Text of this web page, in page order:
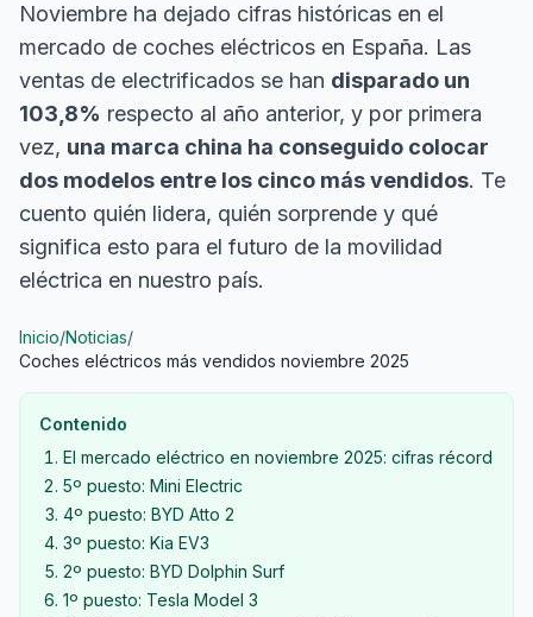
Noviembre ha dejado cifras históricas en el
mercado de coches eléctricos en España. Las
ventas de electrificados se han disparado un
103,8% respecto al año anterior, y por primera
vez, una marca china ha conseguido colocar
dos modelos entre los cinco más vendidos. Te
cuento quién lidera, quién sorprende y qué
significa esto para el futuro de la movilidad
eléctrica en nuestro país.
Inicio/Noticias/
Coches eléctricos más vendidos noviembre 2025
Contenido
El mercado eléctrico en noviembre 2025: cifras récord
5º puesto: Mini Electric
4º puesto: BYD Atto 2
3º puesto: Kia EV3
2º puesto: BYD Dolphin Surf
1º puesto: Tesla Model 3